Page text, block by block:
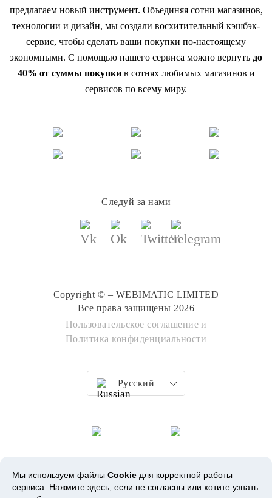
предлагаем новый инструмент. Объединяя сотни магазинов,
технологии и дизайн, мы создали восхитительный кэшбэк-
сервис, чтобы сделать ваши покупки по-настоящему
экономными. С помощью нашего сервиса можно вернуть до
40% от суммы покупкив сотнях любимых магазинов и
сервисов по всему миру.
Следуй за нами
Copyright © – WEBIMATIC LIMITED
Все права защищены 2026
Пользовательское соглашение и
Политика конфиденциальности
Русский
Мы используем файлы Cookie для корректной работы
сервиса. Нажмите здесь , если не согласны или хотите узнать